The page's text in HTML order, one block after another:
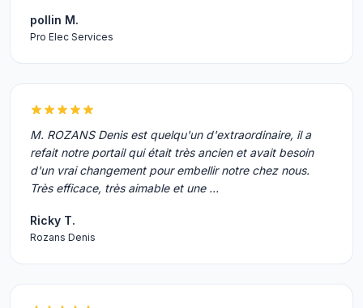
pollin M.
Pro Elec Services
M. ROZANS Denis est quelqu'un d'extraordinaire, il a
refait notre portail qui était très ancien et avait besoin
d'un vrai changement pour embellir notre chez nous.
Très efficace, très aimable et une …
Ricky T.
Rozans Denis